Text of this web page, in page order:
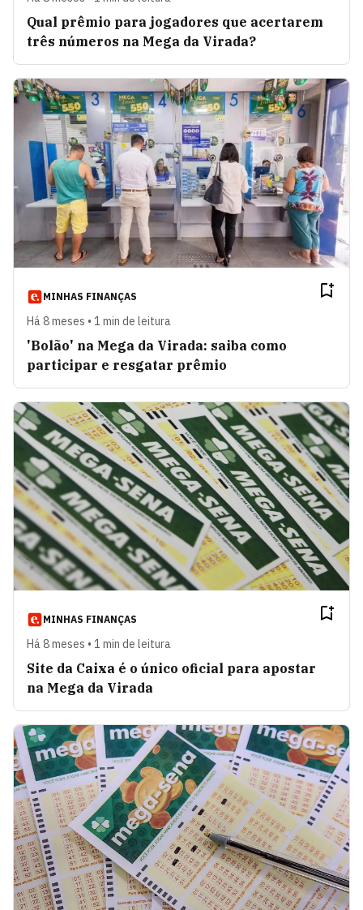
Qual prêmio para jogadores que acertarem
três números na Mega da Virada?
MINHAS FINANÇAS
Há 8 meses • 1 min de leitura
'Bolão' na Mega da Virada: saiba como
participar e resgatar prêmio
MINHAS FINANÇAS
Há 8 meses • 1 min de leitura
Site da Caixa é o único oficial para apostar
na Mega da Virada